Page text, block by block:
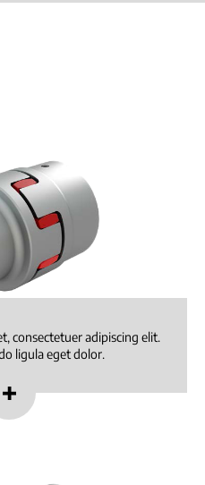
consectetuer adipiscing elit.
ligula eget dolor.